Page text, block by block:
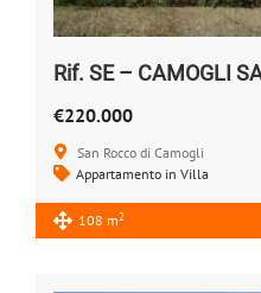
€220.000
San Rocco di Camogli
Appartamento in Villa
108 m2